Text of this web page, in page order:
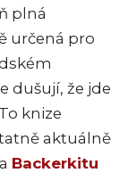
plná
určená pro
dušují, že jde
knize
aktuálně
Backerkitu